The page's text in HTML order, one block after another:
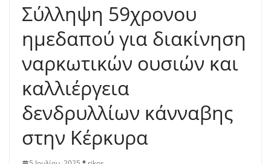
Σύλληψη 59χρονου
ημεδαπού για διακίνηση
ναρκωτικών ουσιών και
καλλιέργεια
δενδρυλλίων κάνναβης
στην Κέρκυρα